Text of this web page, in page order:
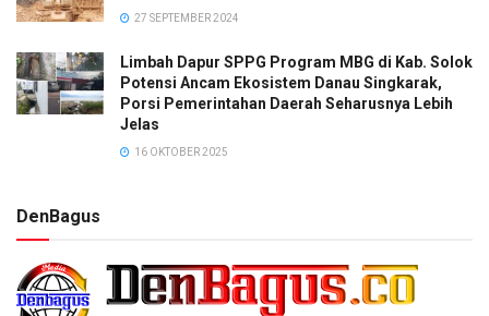
27 SEPTEMBER 2024
Limbah Dapur SPPG Program MBG di Kab. Solok
Potensi Ancam Ekosistem Danau Singkarak,
Porsi Pemerintahan Daerah Seharusnya Lebih
Jelas
16 OKTOBER 2025
DenBagus